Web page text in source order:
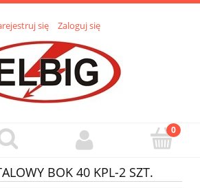
się Zaloguj się
BOK 40 KPL-2 SZT.